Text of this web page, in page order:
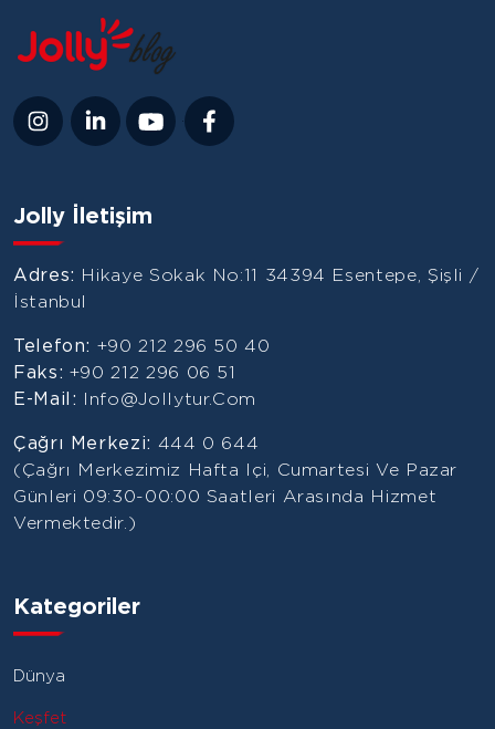
Jolly İletişim
Adres: Hikaye Sokak No:11 34394 Esentepe, Şişli /
İstanbul
Telefon: +90 212 296 50 40
Faks: +90 212 296 06 51
E-Mail: Info@jollytur.com
Çağrı Merkezi: 444 0 644
(Çağrı Merkezimiz Hafta Içi, Cumartesi Ve Pazar
Günleri 09:30-00:00 Saatleri Arasında Hizmet
Vermektedir.)
Kategoriler
Dünya
Keşfet